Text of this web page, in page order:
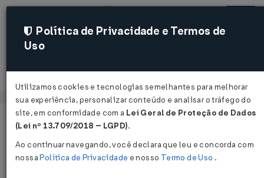
Acessar
Página Inicial Legislações
Resolução CONTRAN Nº 438 DE
Política de Privacidade e Termos de
Uso
Utilizamos cookies e tecnologias semelhantes para melhorar
sua experiência, personalizar conteúdo e analisar o tráfego do
site, em conformidade com a Lei Geral de Proteção de Dados
(Lei nº 13.709/2018 – LGPD).
Ao continuar navegando, você declara que leu e concorda com
nossaPolítica de Privacidade e nosso Termo de Uso .